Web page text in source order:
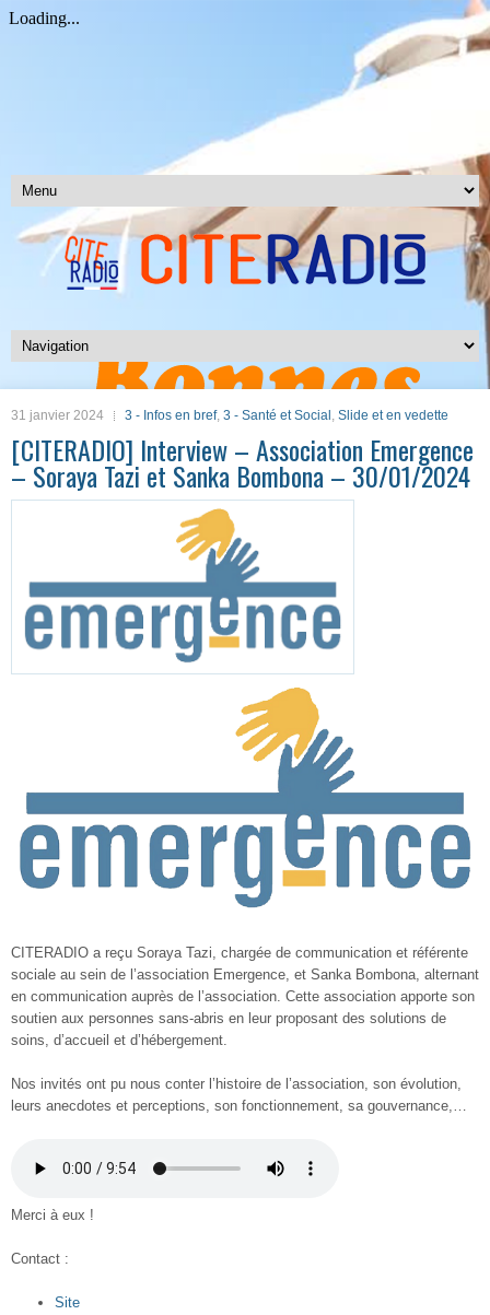
31 janvier 2024 3 - Infos en bref, 3 - Santé et Social , Slide et en vedette
[CITERADIO] Interview – Association Emergence
– Soraya Tazi et Sanka Bombona – 30/01/2024
CITERADIO a reçu Soraya Tazi, chargée de communication et référente
sociale au sein de l’association Emergence, et Sanka Bombona, alternant
en communication auprès de l’association. Cette association apporte son
soutien aux personnes sans-abris en leur proposant des solutions de
soins, d’accueil et d’hébergement.
Nos invités ont pu nous conter l’histoire de l’association, son évolution,
leurs anecdotes et perceptions, son fonctionnement, sa gouvernance,…
Merci à eux !
Contact :
Site